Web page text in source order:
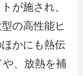
が施され、
の高性能ヒ
かにも熱伝
、放熱を補